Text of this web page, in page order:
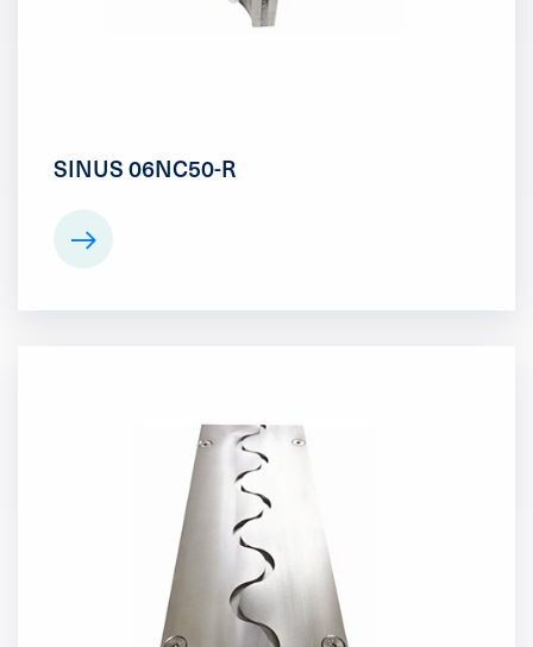
SINUS 06NC50-R